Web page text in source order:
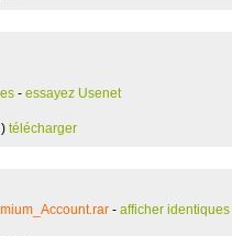
- essayez Usenet
télécharger
- afficher identiques